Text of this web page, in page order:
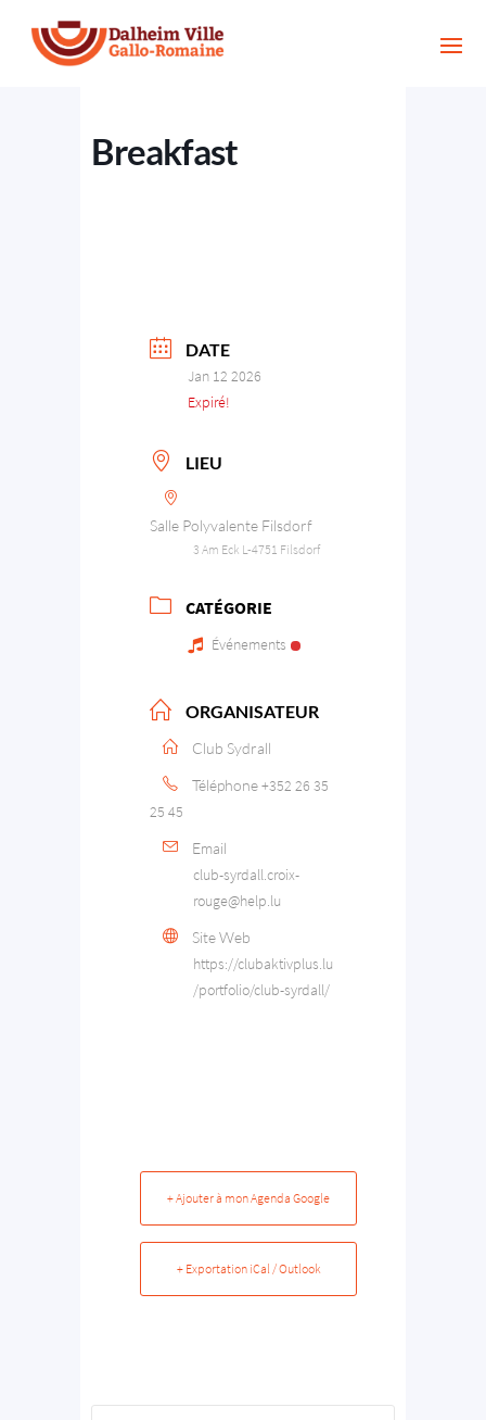
Breakfast
DATE
Jan 12 2026
Expiré!
LIEU
Salle Polyvalente Filsdorf
3 Am Eck L-4751 Filsdorf
CATÉGORIE
Événements
ORGANISATEUR
Club Sydrall
Téléphone+352 26 35
25 45
Email
club-syrdall.croix-
rouge@help.lu
Site Web
https://clubaktivplus.lu
/portfolio/club-syrdall/
+ Ajouter à mon Agenda Google
+ Exportation iCal / Outlook